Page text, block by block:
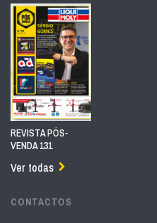
REVISTA PÓS-
VENDA 131
Ver todas
CONTACTOS